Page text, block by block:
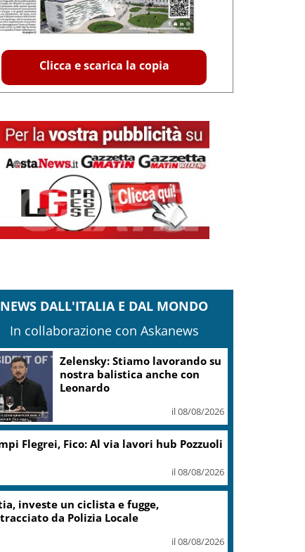
Clicca e scarica la copia
NEWS DALL'ITALIA E DAL MONDO
In collaborazione con Askanews
I Barisei: vendemmia notturna
per tutelare chi lavora nei
filari
il 08/08/2026
Frida Bollani Magoni in
il 08/08/2026
Nintendo, utili +53,5% nel I
trimestre dell’anno fiscale